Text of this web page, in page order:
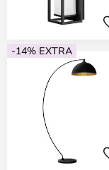
-14% EXTRA